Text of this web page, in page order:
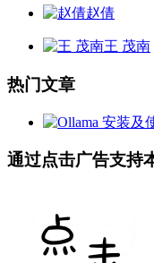
赵倩
王 茂南
热门文章
通过点击广告支持